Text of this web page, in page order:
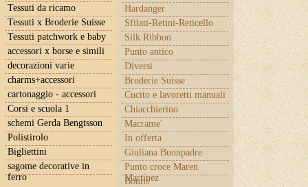
Hardanger
Sfilati-Retini-Reticello
Silk Ribbon
Punto antico
Diversi
Broderie Suisse
Cucito e lavoretti manuali
Chiacchierino
Macrame'
In offerta
Giuliana Buonpadre
Punto croce Maren
Martinez
Boutis
Tessuti da ricamo
Tessuti x Broderie Suisse
Tessuti patchwork e baby
accessori x borse e simili
decorazioni varie
charms+accessori
cartonaggio - accessori
Corsi e scuola 1
schemi Gerda Bengtsson
Polistirolo
Bigliettini
sagome decorative in
ferro